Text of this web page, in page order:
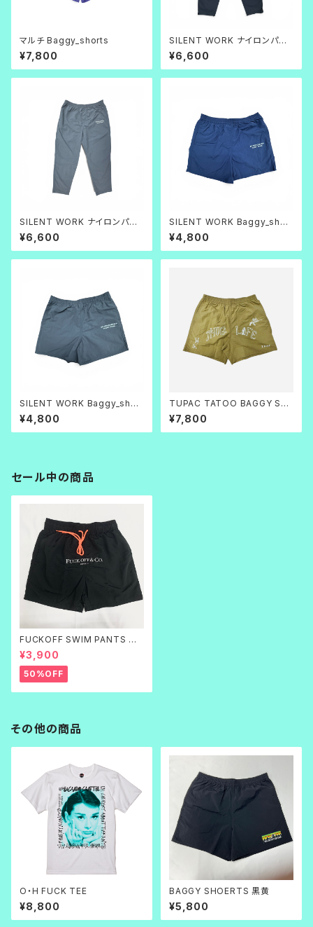
マルチ Baggy_shorts
¥7,800
SILENT WORK ナイロンパン
ツ_ブラック
¥6,600
SILENT WORK ナイロンパン
ツ_グレー
¥6,600
SILENT WORK Baggy_short
s ネイビー
¥4,800
SILENT WORK Baggy_short
s グレー
¥4,800
TUPAC TATOO BAGGY SH
ORTS
¥7,800
セール中の商品
FUCKOFF SWIM PANTS 黒
刺繍
¥3,900
50%OFF
その他の商品
O・H FUCK TEE
¥8,800
BAGGY SHOERTS 黒黄
¥5,800